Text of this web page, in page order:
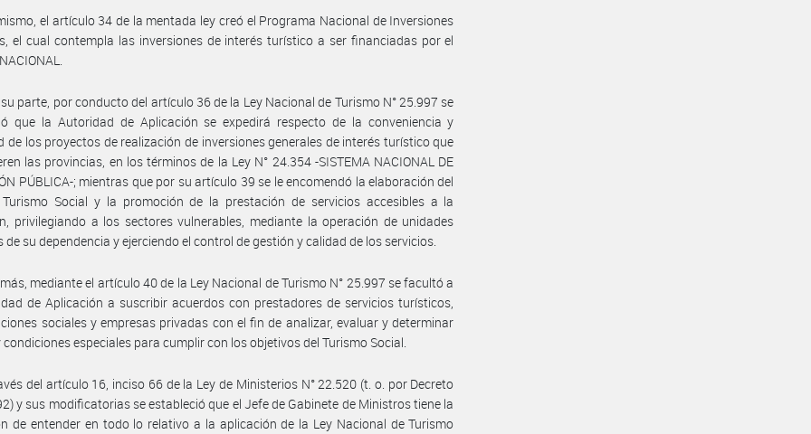
el artículo 34 de la mentada ley creó el Programa Nacional de Inversiones
el cual contempla las inversiones de interés turístico a ser financiadas por el
parte, por conducto del artículo 36 de la Ley Nacional de Turismo N° 25.997 se
que la Autoridad de Aplicación se expedirá respecto de la conveniencia y
de los proyectos de realización de inversiones generales de interés turístico que
las provincias, en los términos de la Ley N° 24.354 -SISTEMA NACIONAL DE
PÚBLICA-; mientras que por su artículo 39 se le encomendó la elaboración del
Social y la promoción de la prestación de servicios accesibles a la
privilegiando a los sectores vulnerables, mediante la operación de unidades
su dependencia y ejerciendo el control de gestión y calidad de los servicios.
mediante el artículo 40 de la Ley Nacional de Turismo N° 25.997 se facultó a
de Aplicación a suscribir acuerdos con prestadores de servicios turísticos,
sociales y empresas privadas con el fin de analizar, evaluar y determinar
condiciones especiales para cumplir con los objetivos del Turismo Social.
del artículo 16, inciso 66 de la Ley de Ministerios N° 22.520 (t. o. por Decreto
y sus modificatorias se estableció que el Jefe de Gabinete de Ministros tiene la
de entender en todo lo relativo a la aplicación de la Ley Nacional de Turismo